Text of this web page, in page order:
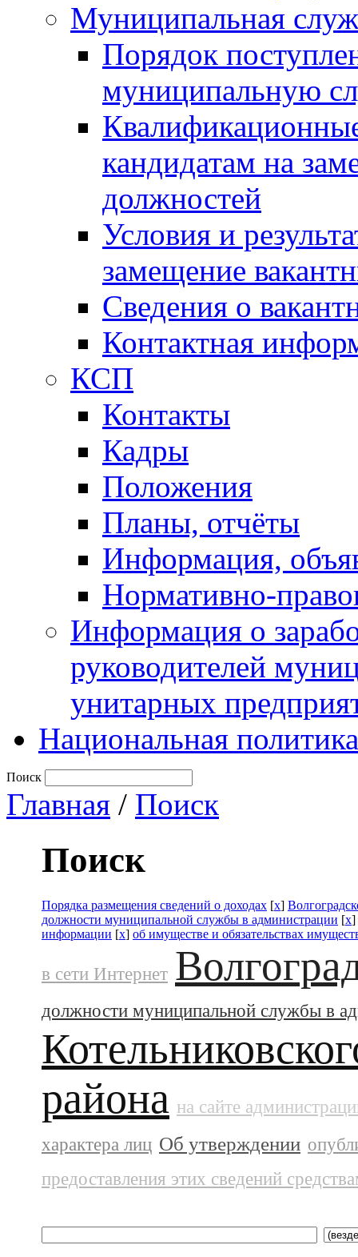
Муниципальная
Порядок
муниципальную
кандидатам на
должностей
Условия и
замещение
Сведения о
Контактная
КСП
Контакты
Кадры
Положения
Планы, отчёты
Информация,
Нормативно-
Информация о
руководителей
унитарных
Национальная политика
Поиск
Главная / Поиск
Поиск
Порядка размещения сведений о доходах [x]
должности муниципальной службы в администрации [x]
информации [x] об имуществе и обязательствах
в сети Интернет
должности муниципальной службы в
района на сайте
характера лиц Об утверждении
предоставления этих сведений